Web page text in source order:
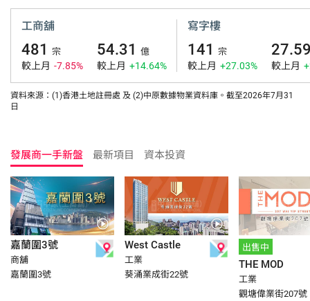
工商舖
481 宗
較上月 -7.85%
54.31 億
較上月 +14.64%
寫字樓
141 宗
較上月 +27.03% 較上月
資料來源：(1)香港土地註冊處 及 (2)中原數據物業資料庫。截至2026年7月31
日
發展商一手新盤 最新項目 資本投資
嘉蘭圍3號
商舖
嘉蘭圍3號
West Castle
工業
葵涌業成街22號
出售中
THE MOD
工業
觀塘偉業街207號